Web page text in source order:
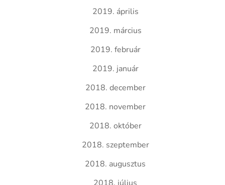
2019. április
2019. március
2019. február
2019. január
2018. december
2018. november
2018. október
2018. szeptember
2018. augusztus